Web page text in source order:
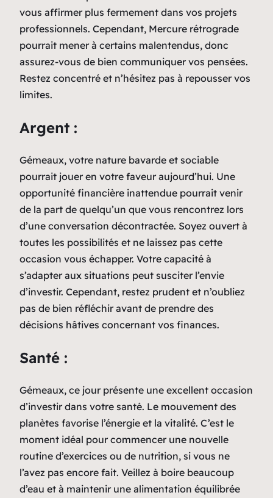
vous affirmer plus fermement dans vos projets
professionnels. Cependant, Mercure rétrograde
pourrait mener à certains malentendus, donc
assurez-vous de bien communiquer vos pensées.
Restez concentré et n’hésitez pas à repousser vos
limites.
Argent :
Gémeaux, votre nature bavarde et sociable
pourrait jouer en votre faveur aujourd’hui. Une
opportunité financière inattendue pourrait venir
de la part de quelqu’un que vous rencontrez lors
d’une conversation décontractée. Soyez ouvert à
toutes les possibilités et ne laissez pas cette
occasion vous échapper. Votre capacité à
s’adapter aux situations peut susciter l’envie
d’investir. Cependant, restez prudent et n’oubliez
pas de bien réfléchir avant de prendre des
décisions hâtives concernant vos finances.
Santé :
Gémeaux, ce jour présente une excellent occasion
d’investir dans votre santé. Le mouvement des
planètes favorise l’énergie et la vitalité. C’est le
moment idéal pour commencer une nouvelle
routine d’exercices ou de nutrition, si vous ne
l’avez pas encore fait. Veillez à boire beaucoup
d’eau et à maintenir une alimentation équilibrée